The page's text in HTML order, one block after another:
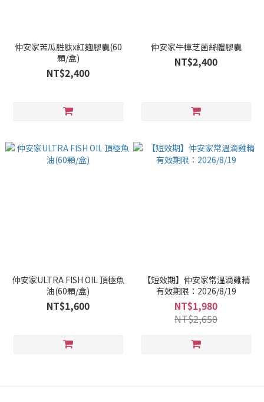
仲安家苦瓜胜肽x紅麴膠囊(60
顆/盒)
NT$2,400
仲安家牛樟芝菌絲體膠囊
NT$2,400
仲安家ULTRA FISH OIL 頂極魚
油(60顆/盒)
NT$1,600
【短效期】仲安家常溫滴雞精
有效期限：2026/8/19
NT$1,980
NT$2,650